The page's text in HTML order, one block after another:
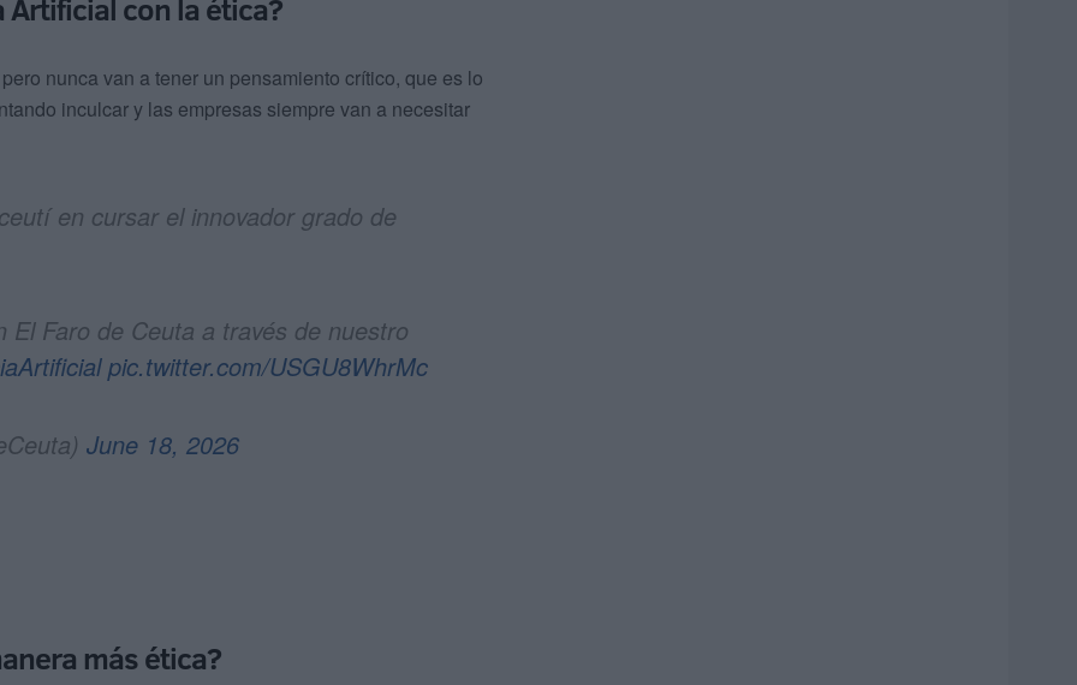
con la ética?
nunca van a tener un pensamiento crítico, que es lo
inculcar y las empresas siempre van a necesitar
en cursar el innovador grado de
El Faro de Ceuta a través de nuestro
pic.twitter.com/USGU8WhrMc
June 18, 2026
más ética?